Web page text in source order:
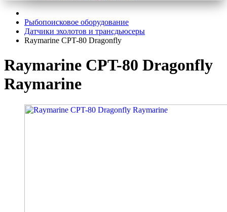
Рыбопоисковое оборудование
Датчики эхолотов и трансдьюсеры
Raymarine CPT-80 Dragonfly
Raymarine CPT-80 Dragonfly
Raymarine